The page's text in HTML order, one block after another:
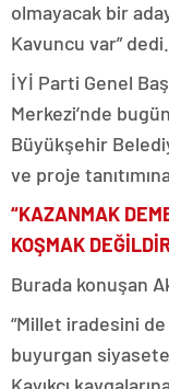
olmayacak bir
Kavuncu var” dedi.
İYİ Parti Genel
Merkezi’nde
Büyükşehir
ve proje tanıtımına
“KAZANMAK
KOŞMAK
Burada konuşan
“Millet iradesini
buyurgan siyasete